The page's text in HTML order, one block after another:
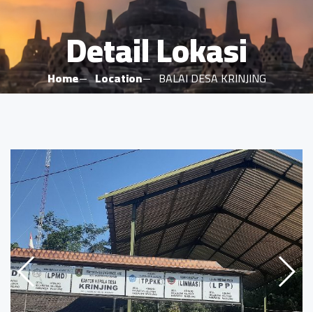
Detail Lokasi
Home Location BALAI DESA KRINJING